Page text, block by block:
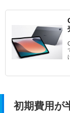
初期費用が